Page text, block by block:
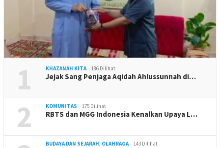
1 KHAZANAH KITA 186 Dilihat
Jejak Sang Penjaga Aqidah Ahlussunnah di…
2 KOMUNITAS 175 Dilihat
RBTS dan MGG Indonesia Kenalkan Upaya L…
BUDAYA DAN SEJARAH, OLAHRAGA 143 Dilihat